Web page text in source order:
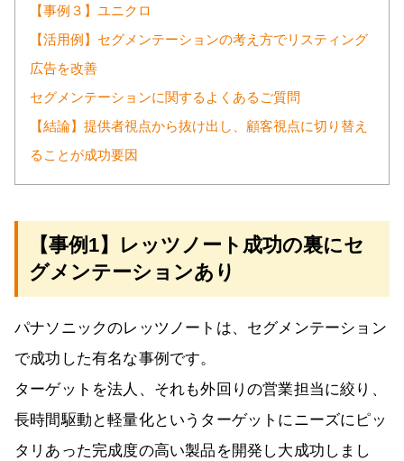
【事例３】ユニクロ
【活用例】セグメンテーションの考え方でリスティング
広告を改善
セグメンテーションに関するよくあるご質問
【結論】提供者視点から抜け出し、顧客視点に切り替え
ることが成功要因
【事例1】レッツノート成功の裏にセ
グメンテーションあり
パナソニックのレッツノートは、セグメンテーション
で成功した有名な事例です。
ターゲットを法人、それも外回りの営業担当に絞り、
長時間駆動と軽量化というターゲットにニーズにピッ
タリあった完成度の高い製品を開発し大成功しまし